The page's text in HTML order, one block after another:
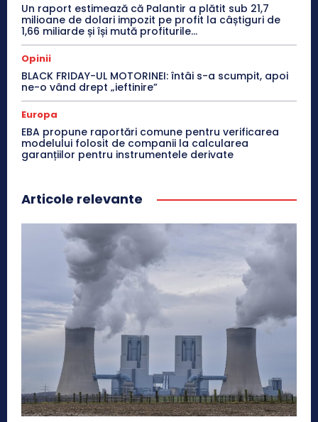
Un raport estimează că Palantir a plătit sub 21,7
milioane de dolari impozit pe profit la câștiguri de
1,66 miliarde și își mută profiturile...
Opinii
BLACK FRIDAY-UL MOTORINEI: întâi s-a scumpit, apoi
ne-o vând drept „ieftinire”
Europa
EBA propune raportări comune pentru verificarea
modelului folosit de companii la calcularea
garanțiilor pentru instrumentele derivate
Articole relevante